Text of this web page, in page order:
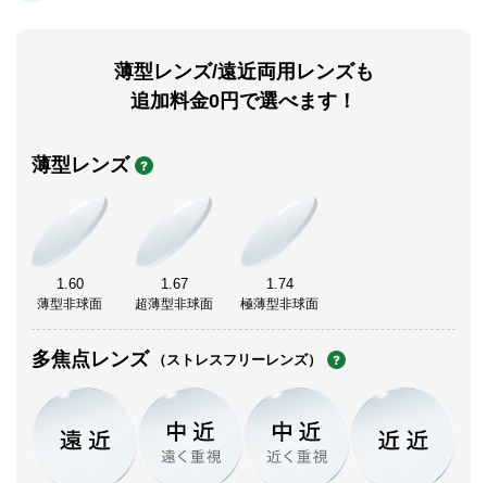
薄型レンズ/遠近両用レンズも
追加料金0円で選べます！
薄型レンズ
1.60
薄型非球面
1.67
超薄型非球面
1.74
極薄型非球面
多焦点レンズ （ストレスフリーレンズ）